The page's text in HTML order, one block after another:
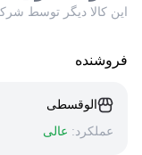
این کالا دیگر توسط
فروشنده
الوقسطی
عملکرد: عالی